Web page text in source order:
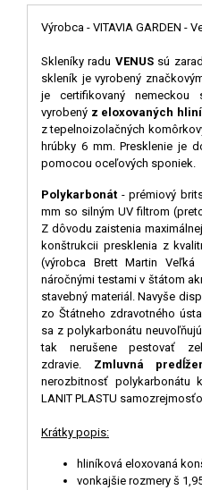
Výrobca - VITAVIA GARDEN -
Skleníky radu VENUS sú
skleník je vyrobený
je certifikovaný nemeckou
vyrobený z eloxovaných
z tepelnoizolačných
hrúbky 6 mm. Presklenie je
pomocou oceľových sponiek.
Polykarbonát - prémiový
mm so silným UV filtrom
Z dôvodu zaistenia
konštrukcii presklenia z
(výrobca Brett Martin
náročnými testami v štátom
stavebný materiál. Navyše
zo Štátneho zdravotného
sa z polykarbonátu
tak nerušene pestovať
zdravie. Zmluvná
nerozbitnosť polykarbonátu
LANIT PLASTU
Krátky popis:
hliníková eloxovaná
vonkajšie rozmery š